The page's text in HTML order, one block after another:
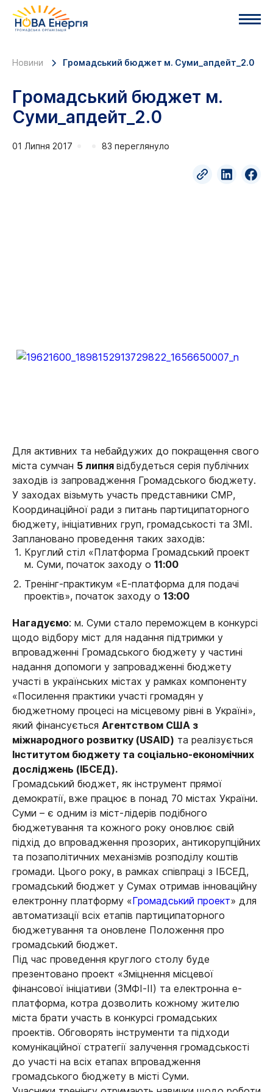
Новини Громадський бюджет м. Суми_апдейт_2.0
Громадський бюджет м.
Суми_апдейт_2.0
01 Липня 2017 83 переглянуло
Для активних та небайдужих до покращення свого
міста сумчан 5 липня відбудеться серія публічних
заходів із запровадження Громадського бюджету.
У заходах візьмуть участь представники СМР,
Координаційної ради з питань партиципаторного
бюджету, ініціативних груп, громадськості та ЗМІ.
Заплановано проведення таких заходів:
Круглий стіл «Платформа Громадський проект
м. Суми, початок заходу о 11:00
Тренінг-практикум «Е-платформа для подачі
проектів», початок заходу о 13:00
Нагадуємо: м. Суми стало переможцем в конкурсі
щодо відбору міст для надання підтримки у
впровадженні Громадського бюджету у частині
надання допомоги у запровадженні бюджету
участі в українських містах у рамках компоненту
«Посилення практики участі громадян у
бюджетному процесі на місцевому рівні в Україні»,
який фінансується Агентством США з
міжнародного розвитку (USAID) та реалізується
Інститутом бюджету та соціально-економічних
досліджень (ІБСЕД).
Громадський бюджет, як інструмент прямої
демократії, вже працює в понад 70 містах України.
Суми – є одним із міст-лідерів подібного
бюджетування та кожного року оновлює свій
підхід до впровадження прозорих, антикорупційних
та позаполітичних механізмів розподілу коштів
громади. Цього року, в рамках співпраці з ІБСЕД,
громадський бюджет у Сумах отримав інноваційну
електронну платформу «Громадський проект» для
автоматизації всіх етапів партиципаторного
бюджетування та оновлене Положення про
громадський бюджет.
Під час проведення круглого столу буде
презентовано проект «Зміцнення місцевої
фінансової ініціативи (ЗМФІ-ІІ) та електронна е-
платформа, котра дозволить кожному жителю
міста брати участь в конкурсі громадських
проектів. Обговорять інструменти та підходи
комунікаційної стратегії залучення громадськості
до участі на всіх етапах впровадження
громадського бюджету в місті Суми.